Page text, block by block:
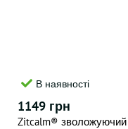
В наявності
1149 грн
Zitcalm® зволожуючий